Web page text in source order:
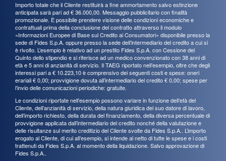
Importo totale che il Cliente restituirà a fine ammortamento salvo estinzione
anticipata sarà pari ad € 36.000,00. Messaggio pubblicitario con finalità
promozionale. È possibile prendere visione delle condizioni economiche e
contrattuali prima della conclusione del contratto attraverso il modulo
«Informazioni Europee di Base sul Credito ai Consumatori» disponibile presso la
sede di Fides S.p.A. oppure presso la sede dell’intermediario del credito a cui si
è rivolto. L’esempio è relativo ad un prestito Fides S.p.A. con Cessione del
Quinto dello stipendio e si riferisce ad un medico convenzionato con 38 anni di
età e 5 anni di anzianità di servizio. Il TAEG riportato nell’esempio, oltre che degli
interessi pari a € 10.223,10 è comprensivo dei seguenti costi e spese: oneri
erariali € 0,00; provvigione dovuta all’intermediario del credito € 0,00; spese per
l’invio delle comunicazioni periodiche: gratuite.
Le condizioni riportate nell’esempio possono variare in funzione dell’età del
Cliente, dell’anzianità di servizio, della natura giuridica del suo datore di lavoro,
dell’importo richiesto, della durata del finanziamento, della diversa percentuale di
provvigione applicata dall’intermediario del credito nonché della valutazione e
delle risultanze sul merito creditizio del Cliente svolte da Fides S.p.A.. L’importo
erogato al Cliente, di cui all’esempio, si intende al netto di tutte le spese e i costi
trattenuti da Fides S.p.A. al momento della liquidazione. Salvo approvazione di
Fides S.p.A..